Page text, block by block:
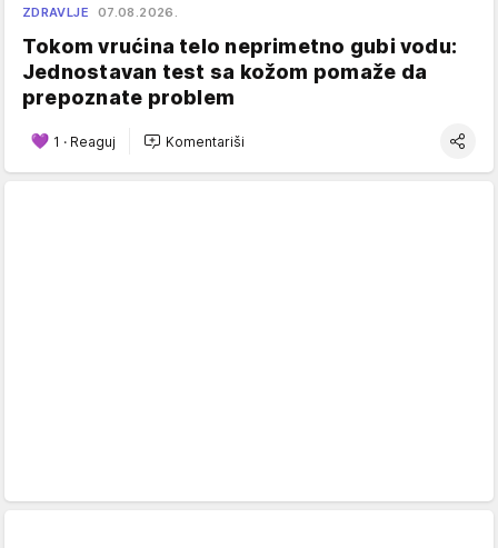
ZDRAVLJE 07.08.2026.
Tokom vrućina telo neprimetno gubi vodu:
Jednostavan test sa kožom pomaže da
prepoznate problem
1 · Reaguj Komentariši